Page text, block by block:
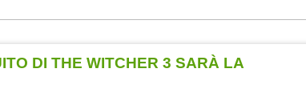
DI THE WITCHER 3 SARÀ LA